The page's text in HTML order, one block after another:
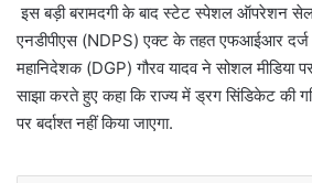
इस बड़ी बरामदगी के बाद स्टेट स्पेशल ऑपरेशन
एनडीपीएस (NDPS) एक्ट के तहत एफआईआर दर्ज
महानिदेशक (DGP) गौरव यादव ने सोशल मीडिया
साझा करते हुए कहा कि राज्य में ड्रग सिंडिकेट की
पर बर्दाश्त नहीं किया जाएगा.